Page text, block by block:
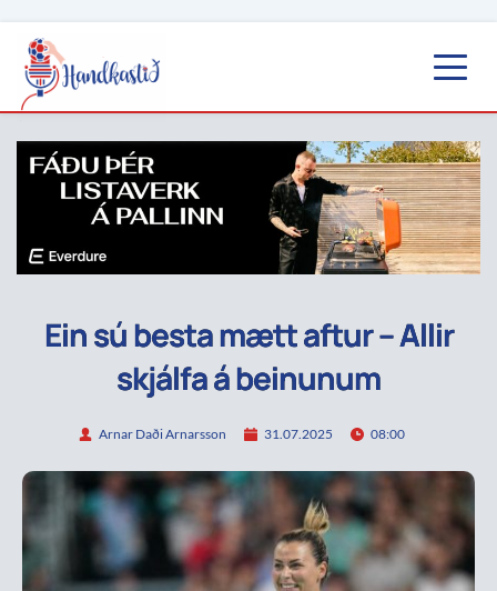
Ein sú besta mætt aftur – Allir
skjálfa á beinunum
Arnar Daði Arnarsson 31.07.2025 08:00